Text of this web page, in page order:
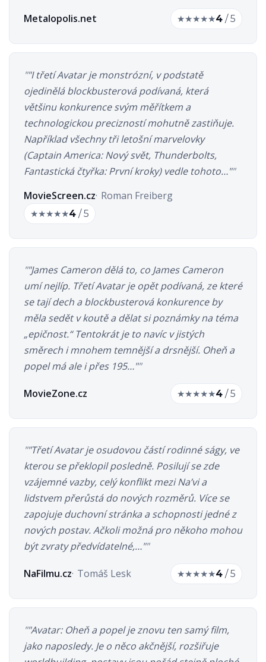
Metalopolis.net ★★★★★4 / 5
"I třetí Avatar je monstrózní, v podstatě
ojedinělá blockbusterová podívaná, která
většinu konkurence svým měřítkem a
technologickou precizností mohutně zastiňuje.
Například všechny tři letošní marvelovky
(Captain America: Nový svět, Thunderbolts,
Fantastická čtyřka: První kroky) vedle tohoto…"
MovieScreen.cz Roman Freiberg
★★★★★4 / 5
"James Cameron dělá to, co James Cameron
umí nejlíp. Třetí Avatar je opět podívaná, ze které
se tají dech a blockbusterová konkurence by
měla sedět v koutě a dělat si poznámky na téma
„epičnost.“ Tentokrát je to navíc v jistých
směrech i mnohem temnější a drsnější. Oheň a
popel má ale i přes 195…"
MovieZone.cz ★★★★★4 / 5
"Třetí Avatar je osudovou částí rodinné ságy, ve
kterou se překlopil posledně. Posilují se zde
vzájemné vazby, celý konflikt mezi Na’vi a
lidstvem přerůstá do nových rozměrů. Více se
zapojuje duchovní stránka a schopnosti jedné z
nových postav. Ačkoli možná pro někoho mohou
být zvraty předvídatelné,…"
NaFilmu.cz Tomáš Lesk ★★★★★4 / 5
"Avatar: Oheň a popel je znovu ten samý film,
jako naposledy. Je o něco akčnější, rozšiřuje